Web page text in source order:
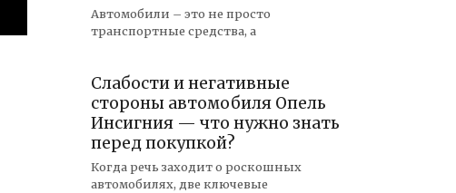
Автомобили – это не просто
транспортные средства, а
Слабости и негативные
стороны автомобиля Опель
Инсигния — что нужно знать
перед покупкой?
Когда речь заходит о роскошных
автомобилях, две ключевые